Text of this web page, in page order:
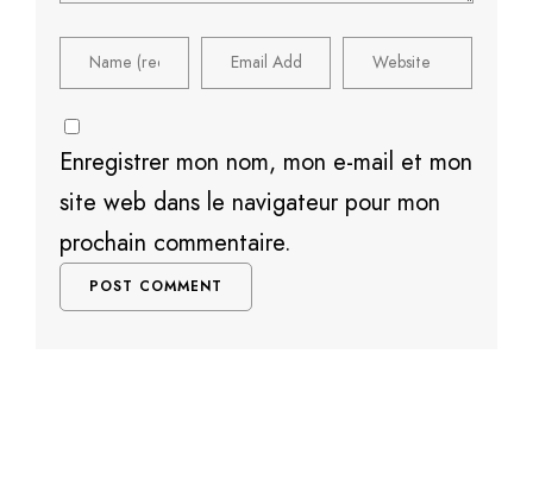
Enregistrer mon nom, mon e-mail et mon
site web dans le navigateur pour mon
prochain commentaire.